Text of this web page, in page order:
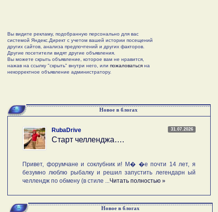
Вы видите рекламу, подобранную персонально для вас
системой Яндекс.Директ с учетом вашей истории посещений
других сайтов, анализа предпочтений и других факторов.
Другие посетители видят другие объявления.
Вы можете скрыть объявление, которое вам не нравится,
нажав на ссылку "скрыть" внутри него, или пожаловаться на
некорректное объявление администратору.
Новое в блогах
31.07.2026
RubaDrive
Старт челленджа….
Привет, форумчане и соклубник и! М� �е почти 14 лет, я
безумно люблю рыбалку и решил запустить легендарн ый
челлендж по обмену (в стиле ... Читать полностью »
Новое в блогах